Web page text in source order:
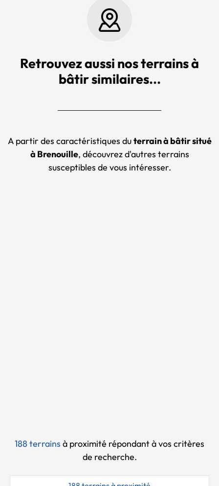
Retrouvez aussi nos terrains à
bâtir similaires...
A partir des caractéristiques duterrain à bâtir situé
à Brenouille, découvrez d'autres terrains
susceptibles de vous intéresser.
188 terrains à proximité répondant à vos critères
de recherche.